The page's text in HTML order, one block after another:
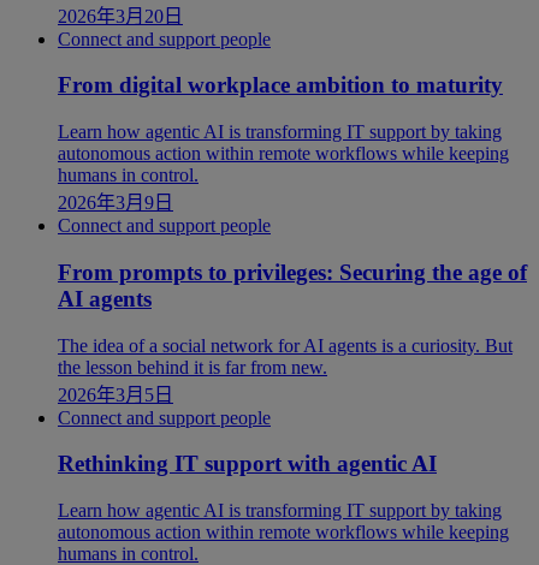
2026年3月20日
Connect and support people
From digital workplace ambition to maturity
Learn how agentic AI is transforming IT support by taking
autonomous action within remote workflows while keeping
humans in control.
2026年3月9日
Connect and support people
From prompts to privileges: Securing the age of
AI agents
The idea of a social network for AI agents is a curiosity. But
the lesson behind it is far from new.
2026年3月5日
Connect and support people
Rethinking IT support with agentic AI
Learn how agentic AI is transforming IT support by taking
autonomous action within remote workflows while keeping
humans in control.